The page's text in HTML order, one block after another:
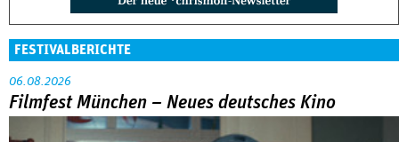
FESTIVALBERICHTE
06.08.2026
Filmfest München – Neues deutsches Kino